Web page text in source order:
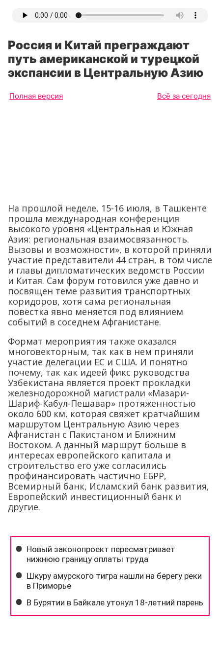
Россия и Китай преграждают
путь американской и турецкой
экспансии в Центральную Азию
Полная версия Всё за сегодня
На прошлой неделе, 15-16 июля, в Ташкенте
прошла международная конференция
высокого уровня «Центральная и Южная
Азия: региональная взаимосвязанность.
Вызовы и возможности», в которой приняли
участие представители 44 стран, в том числе
и главы дипломатических ведомств России
и Китая. Сам форум готовился уже давно и
посвящен теме развития транспортных
коридоров, хотя сама региональная
повестка явно меняется под влиянием
событий в соседнем Афганистане.
Формат мероприятия также оказался
многовекторным, так как в нем приняли
участие делегации ЕС и США. И понятно
почему, так как идеей фикс руководства
Узбекистана является проект прокладки
железнодорожной магистрали «Мазари-
Шариф-Кабул-Пешавар» протяженностью
около 600 км, которая свяжет кратчайшим
маршрутом Центральную Азию через
Афганистан с Пакистаном и Ближним
Востоком. А данный маршрут больше в
интересах европейского капитала и
строительство его уже согласились
профинансировать частично ЕБРР,
Всемирный банк, Исламский банк развития,
Европейский инвестиционный банк и
другие.